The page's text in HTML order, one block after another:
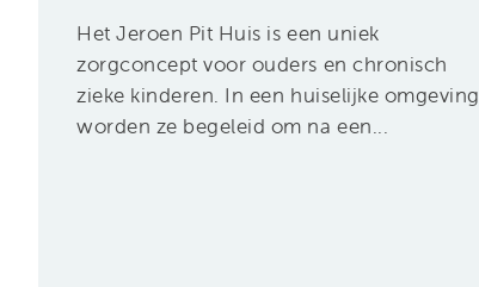
Het Jeroen Pit Huis is een uniek
zorgconcept voor ouders en chronisch
zieke kinderen. In een huiselijke omgeving
worden ze begeleid om na een...